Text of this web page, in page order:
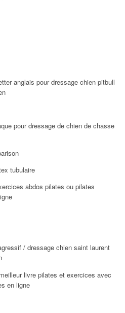
anglais pour dressage chien pitbull
pour dressage de chien de chasse
tubulaire
abdos pilates ou pilates
/ dressage chien saint laurent
livre pilates et exercices avec
en ligne